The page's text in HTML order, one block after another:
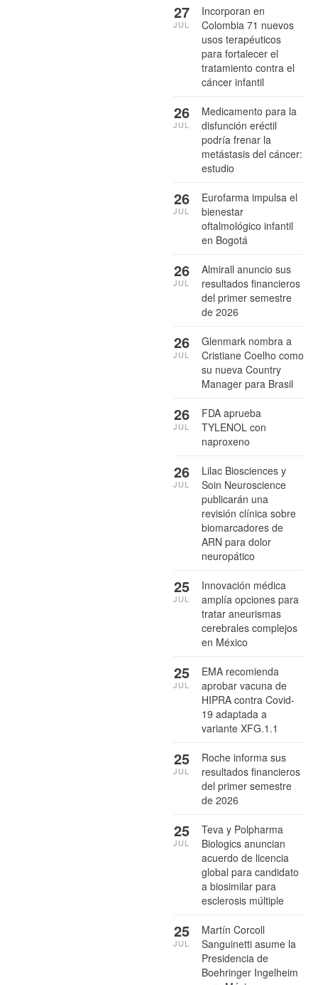
Incorporan en
Colombia 71 nuevos
usos terapéuticos
para fortalecer el
tratamiento contra el
cáncer infantil
27
JUL
Medicamento para la
disfunción eréctil
podría frenar la
metástasis del cáncer:
estudio
26
JUL
Eurofarma impulsa el
bienestar
oftalmológico infantil
en Bogotá
26
JUL
Almirall anuncio sus
resultados financieros
del primer semestre
de 2026
26
JUL
Glenmark nombra a
Cristiane Coelho como
su nueva Country
Manager para Brasil
26
JUL
FDA aprueba
TYLENOL con
naproxeno
26
JUL
Lilac Biosciences y
Soin Neuroscience
publicarán una
revisión clínica sobre
biomarcadores de
ARN para dolor
neuropático
26
JUL
Innovación médica
amplía opciones para
tratar aneurismas
cerebrales complejos
en México
25
JUL
EMA recomienda
aprobar vacuna de
HIPRA contra Covid-
19 adaptada a
variante XFG.1.1
25
JUL
Roche informa sus
resultados financieros
del primer semestre
de 2026
25
JUL
Teva y Polpharma
Biologics anuncian
acuerdo de licencia
global para candidato
a biosimilar para
esclerosis múltiple
25
JUL
Martín Corcoll
Sanguinetti asume la
Presidencia de
Boehringer Ingelheim
25
JUL